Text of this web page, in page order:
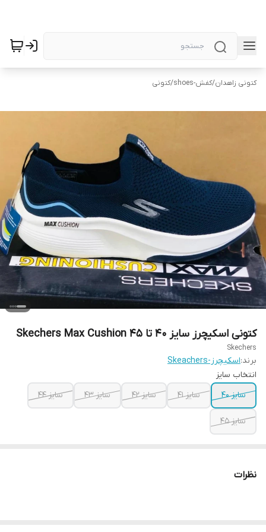
کتونی زاهدان/کفش-shoes /کتونی
کتونی اسکیچرز سایز ۴۰ تا ۴۵ Skechers Max Cushion
Skechers
برند:اسکیچرز-Skeachers
انتخاب سایز
سایز ۴۰
سایز ۴۱ سایز ۴۲ سایز ۴۳ سایز ۴۴
سایز ۴۵
نظرات